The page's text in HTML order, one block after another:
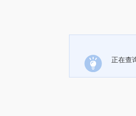
正在查